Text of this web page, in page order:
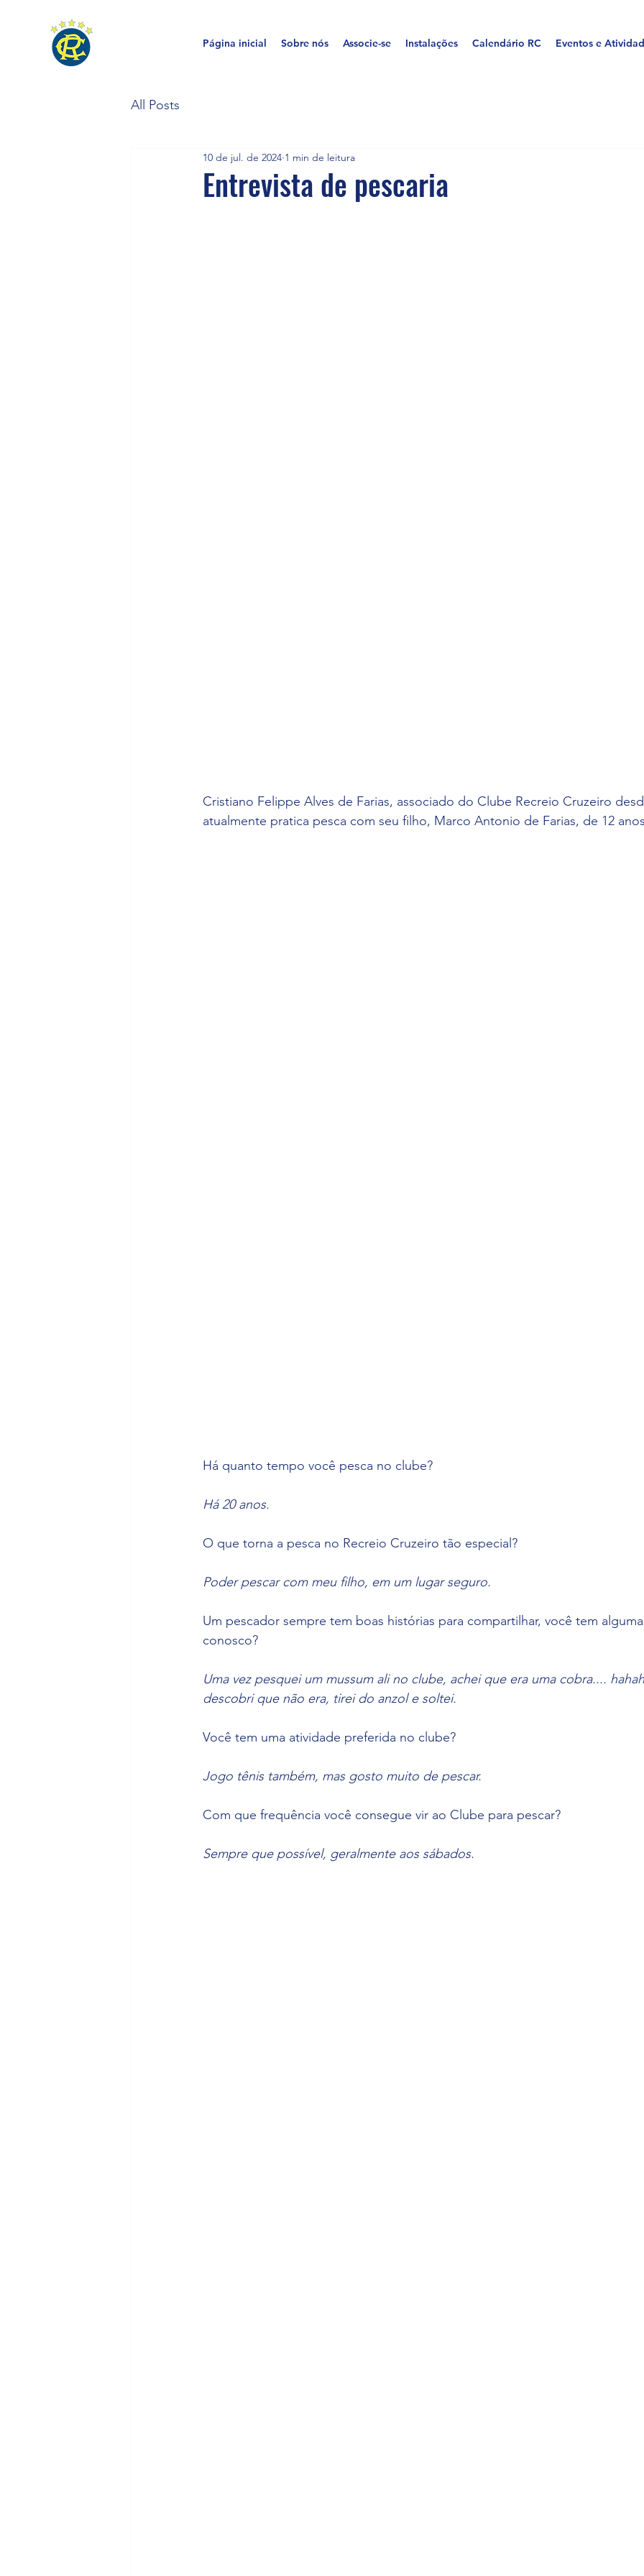
Página inicial Sobre nós Associe-se Instalações Calendário RC Eventos e
All Posts
Entrevista de pescaria
10 de jul. de 2024 1 min de leitura
Cristiano Felippe Alves de Farias, associado do Clube Recreio Cruzeiro
atualmente pratica pesca com seu filho, Marco Antonio de Farias, de 12
Há quanto tempo você pesca no clube?
Há 20 anos.
O que torna a pesca no Recreio Cruzeiro tão especial?
Poder pescar com meu filho, em um lugar seguro.
Um pescador sempre tem boas histórias para compartilhar, você tem
conosco?
Uma vez pesquei um mussum ali no clube, achei que era uma cobra....
descobri que não era, tirei do anzol e soltei.
Você tem uma atividade preferida no clube?
Jogo tênis também, mas gosto muito de pescar.
Com que frequência você consegue vir ao Clube para pescar?
Sempre que possível, geralmente aos sábados.